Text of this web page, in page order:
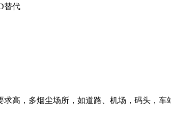
替代
高，多烟尘场所，如道路、机场，码头，车